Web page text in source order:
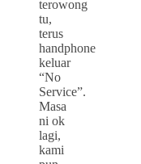
terowong
tu,
terus
handphone
keluar
“No
Service”.
Masa
ni ok
lagi,
kami